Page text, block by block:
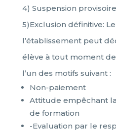
4) Suspension provisoire
5)Exclusion définitive:
l’établissement peut
élève à tout moment
l’un des motifs suivant :
Non-paiement
Attitude empêchant
de formation
-Evaluation par le